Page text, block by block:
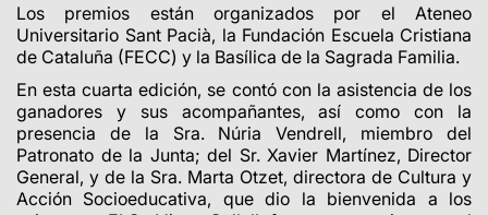
Los premios están organizados por el Ateneo
Universitario Sant Pacià, la Fundación Escuela Cristiana
de Cataluña (FECC) y la Basílica de la Sagrada Familia.
En esta cuarta edición, se contó con la asistencia de los
ganadores y sus acompañantes, así como con la
presencia de la Sra. Núria Vendrell, miembro del
Patronato de la Junta; del Sr. Xavier Martínez, Director
General, y de la Sra. Marta Otzet, directora de Cultura y
Acción Socioeducativa, que dio la bienvenida a los